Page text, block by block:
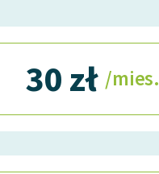
30 zł /mies.